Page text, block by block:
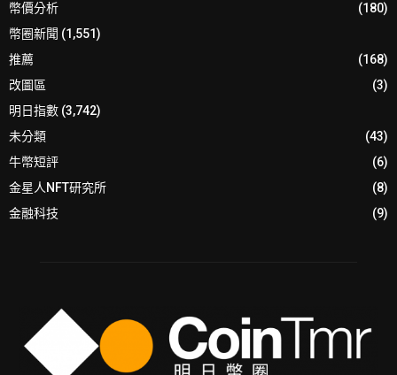
幣價分析
(180)
幣圈新聞 (1,551)
推薦
(168)
改圖區
(3)
明日指數 (3,742)
未分類
(43)
牛幣短評
(6)
金星人NFT研究所
(8)
金融科技
(9)